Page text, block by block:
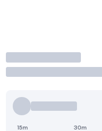
Operar
15m 30m